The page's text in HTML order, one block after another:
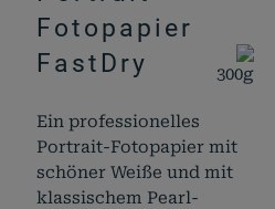
Fotopapier
FastDry
300g
Ein professionelles
Portrait-Fotopapier mit
schöner Weiße und mit
klassischem Pearl-